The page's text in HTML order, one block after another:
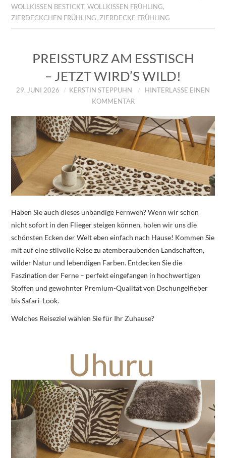
WOLLKISSEN BESTICKT,WOLLKISSEN FRÜHLING,
ZIERDECKCHEN FRÜHLING, ZIERDECKE FRÜHLING
PREISSTURZ AM ESSTISCH
– JETZT WIRD’S WILD!
29. JUNI 2026 KERSTIN STEPPUHN
HINTERLASSE EINEN
KOMMENTAR
Haben Sie auch dieses unbändige Fernweh? Wenn wir schon
nicht sofort in den Flieger steigen können, holen wir uns die
schönsten Ecken der Welt eben einfach nach Hause! Kommen Sie
mit auf eine stilvolle Reise zu atemberaubenden Landschaften,
wilder Natur und lebendigen Farben. Entdecken Sie die
Faszination der Ferne – perfekt eingefangen in hochwertigen
Stoffen und gewohnter Premium-Qualität von Dschungelfieber
bis Safari-Look.
Welches Reiseziel wählen Sie für Ihr Zuhause?